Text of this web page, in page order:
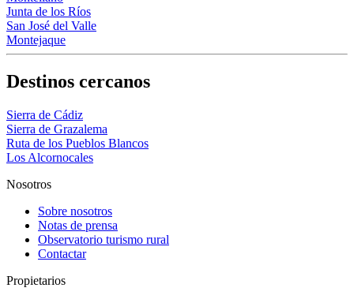
Junta de los Ríos
San José del Valle
Montejaque
Destinos cercanos
Sierra de Cádiz
Sierra de Grazalema
Ruta de los Pueblos Blancos
Los Alcornocales
Nosotros
Sobre nosotros
Notas de prensa
Observatorio turismo rural
Contactar
Propietarios